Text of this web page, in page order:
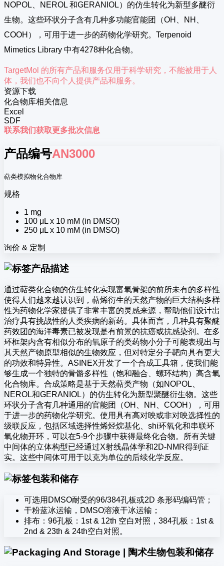
NOPOL、NEROL 和GERANIOL）的仿生转化为新型多醚衍
生物。这些环状分子含有几种多功能官能团（OH、NH、
COOH），可用于进一步的药物化学研究。Terpenoid
Mimetics Library 中有4278种化合物。
TargetMol 的所有产品和服务仅用于科学研究，不能被用于人
体，我们也不向个人提供产品和服务。
资源下载
化合物库相关信息
Excel
SDF
联系我们获取更多批次信息
产品编号AN3000
萜类模拟物化合物库
规格
1 mg
100 μL x 10 mM (in DMSO)
250 μL x 10 mM (in DMSO)
询价 & 定制
产品描述
通过萜类化合物的仿生转化实现富氧骨架的前所未有的多样性
使得人们越来越认识到，萜烯衍生的天然产物的巨大结构多样
性为药物化学家提供了非常丰富的灵感来源，帮助他们设计出
治疗具有挑战性的人类疾病的新药。具体而言，几种具有聚醚
药效团的海洋毒素已被发现是有前景的抗癌或抗感染剂。在多
环框架内含有相似分布的氧原子的类药物小分子可能表现出与
其天然产物原型相似的生物效应，但对特定分子靶向具有更大
的功效和特异性。ASINEX开发了一个合成工具箱，使我们能
够生成一个独特的骨骼多样性（饱和融合、螺环结构）高含氧
化合物库。合成策略是基于天然萜类产物（如NOPOL、
NEROL和GERANIOL）的仿生转化为新型聚醚衍生物。这些
环状分子含有几种通用的官能团（OH、NH、COOH），可用
于进一步的药物化学研究。使用具有高对映或非对映选择性的
级联反应，包括区域选择性烯烃烷基化、shi环氧化和串联环
氧化物开环，可以在5-9个步骤中获得最终化合物。所有关键
中间体的立体构型已经通过X射线晶体学和2D-NMR得到证
实。这些中间体可用于以克为单位的后续化学反应。
包装和储存
可选用DMSO耐受的96/384孔板或2D 条形码编码管；
干粉蓝冰运输，DMSO溶液干冰运输；
排布：96孔板：1st & 12th 空白对照，384孔板：1st &
2nd & 23th & 24th空白对照。
包装和储存